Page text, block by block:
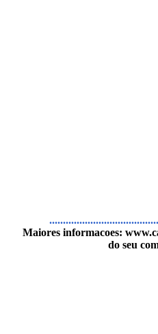
Maiores informacoes:
do seu